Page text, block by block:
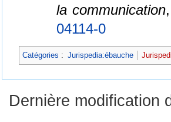
la communication
04114-0
Catégories : Jurispedia:ébauche
Dernière modification